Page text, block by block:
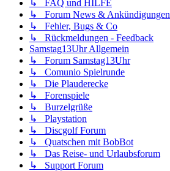
↳ FAQ und HILFE
↳ Forum News & Ankündigungen
↳ Fehler, Bugs & Co
↳ Rückmeldungen - Feedback
Samstag13Uhr Allgemein
↳ Forum Samstag13Uhr
↳ Comunio Spielrunde
↳ Die Plauderecke
↳ Forenspiele
↳ Burzelgrüße
↳ Playstation
↳ Discgolf Forum
↳ Quatschen mit BobBot
↳ Das Reise- und Urlaubsforum
↳ Support Forum